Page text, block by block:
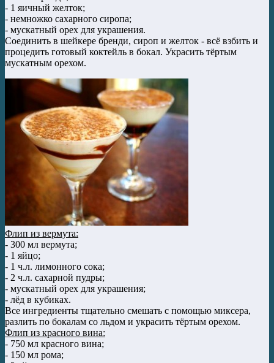
- 1 яичный желток;
- немножко сахарного сиропа;
- мускатный орех для украшения.
Соединить в шейкере бренди, сироп и желток - всё взбить и
процедить готовый коктейль в бокал. Украсить тёртым
мускатным орехом.
Флип из вермута:
- 300 мл вермута;
- 1 яйцо;
- 1 ч.л. лимонного сока;
- 2 ч.л. сахарной пудры;
- мускатный орех для украшения;
- лёд в кубиках.
Все ингредиенты тщательно смешать с помощью миксера,
разлить по бокалам со льдом и украсить тёртым орехом.
Флип из красного вина:
- 750 мл красного вина;
- 150 мл рома;